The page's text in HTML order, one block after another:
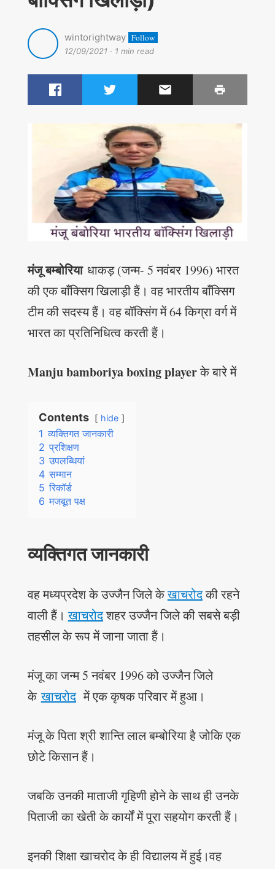
wintorightway Follow
12/09/2021 · 1 min read
मंजू बम्बोरिया धाकड़ (जन्म- 5 नवंबर 1996) भारत
की एक बाँक्सिग खिलाड़ी हैं। वह भारतीय बाँक्सिग
टीम की सदस्य हैं। वह बॉक्सिंग में 64 किग्रा वर्ग में
भारत का प्रतिनिधित्व करती हैं।
Manju bamboriya boxing playerके बारे में
Contents hide
1 व्यक्तिगत जानकारी
2 प्रशिक्षण
3 उपलब्धियां
4 सम्मान
5 रिकॉर्ड
6 मजबूत पक्ष
व्यक्तिगत जानकारी
वह मध्यप्रदेश के उज्जैन जिले केखाचरोदकी रहने
वाली हैं।खाचरोदशहर उज्जैन जिले की सबसे बड़ी
तहसील के रूप में जाना जाता हैं।
मंजू का जन्म 5 नवंबर 1996 को उज्जैन जिले
केखाचरोदमें एक कृषक परिवार में हुआ।
मंजू के पिता श्री शान्ति लाल बम्बोरिया है जोकि एक
छोटे किसान हैं।
जबकि उनकी माताजी गृहिणी होने के साथ ही उनके
पिताजी का खेती के कार्यों में पूरा सहयोग करती हैं।
इनकी शिक्षा खाचरोद के ही विद्यालय में हुई।वह